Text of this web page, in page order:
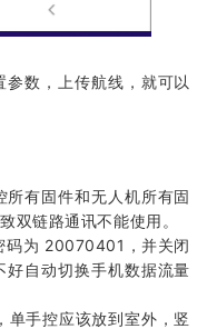
参数，上传航线，就可以
所有固件和无人机所有固
双链路通讯不能使用。
码为 20070401，并关闭
自动切换手机数据流量
单手控应该放到室外，竖